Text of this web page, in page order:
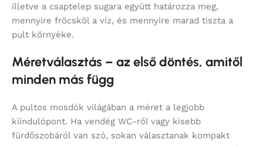
illetve a csaptelep sugara együtt határozza meg,
mennyire fröcsköl a víz, és mennyire marad tiszta a
pult környéke.
Méretválasztás – az első döntés, amitől
minden más függ
A pultos mosdók világában a méret a legjobb
kiindulópont. Ha vendég WC-ről vagy kisebb
fürdőszobáról van szó, sokan választanak kompakt